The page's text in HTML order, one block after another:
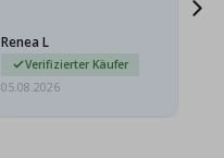
beschädigt…
Renea L
Verifizierter Käufer
05.08.2026